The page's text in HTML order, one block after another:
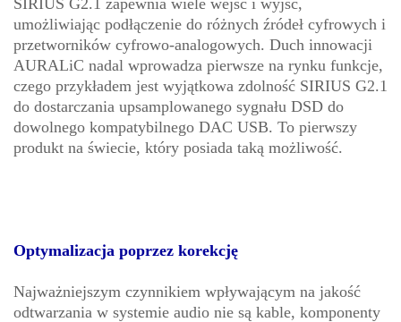
umożliwiając podłączenie do różnych źródeł cyfrowych i
przetworników cyfrowo-analogowych. Duch innowacji
AURALiC nadal wprowadza pierwsze na rynku funkcje,
czego przykładem jest wyjątkowa zdolność SIRIUS G2.1
do dostarczania upsamplowanego sygnału DSD do
dowolnego kompatybilnego DAC USB. To pierwszy
produkt na świecie, który posiada taką możliwość.
Optymalizacja poprzez korekcję
Najważniejszym czynnikiem wpływającym na jakość
odtwarzania w systemie audio nie są kable, komponenty